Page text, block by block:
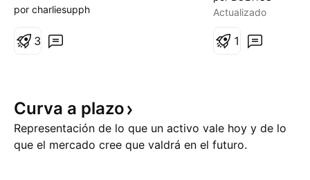
ayer de manera importante,
Mas allá de ello, el principal
mantener su soporte extremo,
que ya f
por charliesupph
3
siendo alcista.
hora española en
Actualizado
1
Curva a plazo
Representación de lo que un activo vale hoy y de lo
que el mercado cree que valdrá en el futuro.